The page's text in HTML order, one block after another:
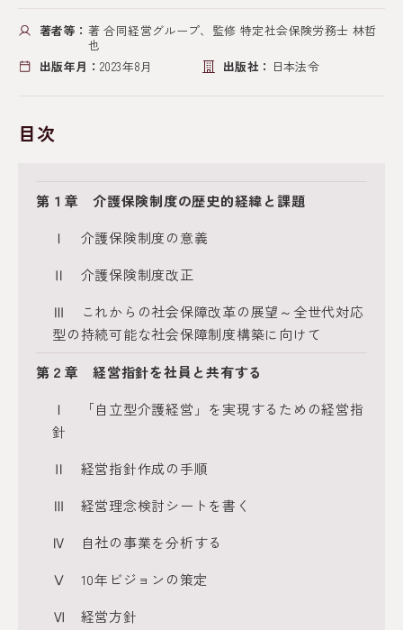
著者等： 著 合同経営グループ、監修 特定社会保険労務士 林哲
也
出版年月： 2023年8月 出版社： 日本法令
目次
第１章 介護保険制度の歴史的経緯と課題
Ⅰ 介護保険制度の意義
Ⅱ 介護保険制度改正
Ⅲ これからの社会保障改革の展望～全世代対応
型の持続可能な社会保障制度構築に向けて
第２章 経営指針を社員と共有する
Ⅰ 「自立型介護経営」を実現するための経営指
針
Ⅱ 経営指針作成の手順
Ⅲ 経営理念検討シートを書く
Ⅳ 自社の事業を分析する
Ⅴ 10年ビジョンの策定
Ⅵ 経営方針